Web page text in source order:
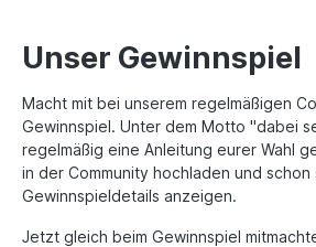
Unser Gewinnspiel
Macht mit bei unserem regelmäßigen
Gewinnspiel. Unter dem Motto "dabei
regelmäßig eine Anleitung eurer Wahl
in der Community hochladen und
Gewinnspieldetails anzeigen.
Jetzt gleich beim Gewinnspiel